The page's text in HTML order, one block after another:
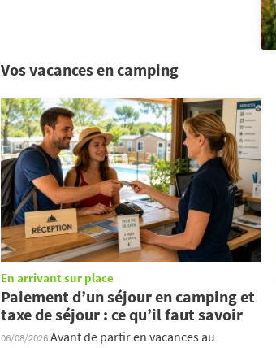
Vos vacances en camping
En arrivant sur place
Paiement d’un séjour en camping et
taxe de séjour : ce qu’il faut savoir
06/08/2026Avant de partir en vacances au